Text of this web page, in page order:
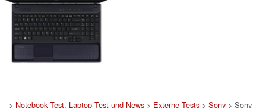
> Notebook Test, Laptop Test und News> Externe Tests> Sony> Sony